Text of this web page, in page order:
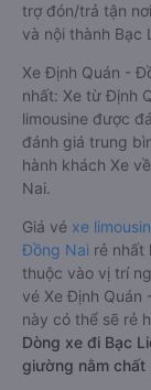
trợ đón/trả tận
và nội thành Bạc
Xe Định Quán -
nhất: Xe từ Định
limousine được
đánh giá trung
hành khách Xe
Nai.
Giá vé xe
Đồng Nai rẻ nhất
thuộc vào vị trí
vé Xe Định Quán
này có thể sẽ rẻ
Dòng xe đi Bạc
giường nằm chất